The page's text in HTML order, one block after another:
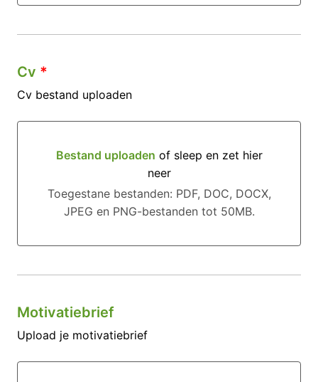
Cv *
Cv bestand uploaden
Bestand uploaden of sleep en zet hier
neer
Bestand uploaden of sleep en zet hier neer
Toegestane bestanden: PDF, DOC, DOCX,
JPEG en PNG-bestanden tot 50MB.
Motivatiebrief
Upload je motivatiebrief